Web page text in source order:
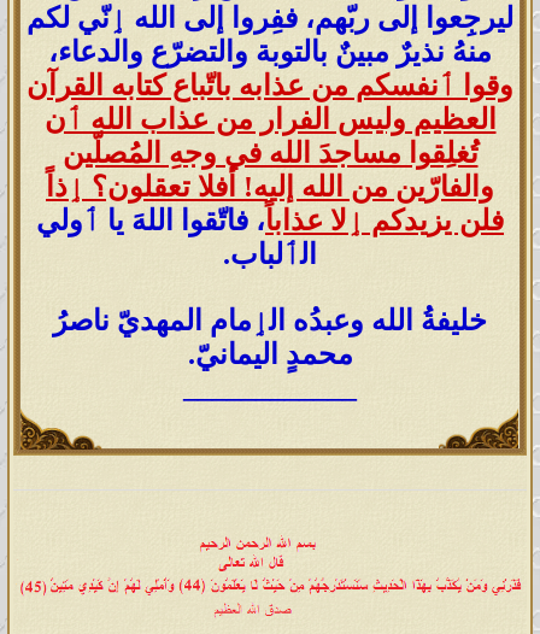
ليرجِعوا إلى ربّهم، ففِروا إلى الله ٳنّي لكم
منهُ نذيرٌ مبينٌ بالتوبة والتضرّع والدعاء،
وقوا ٲنفسكم من عذابه باتّباع كتابه القرآن
العظيم وليس الفرار من عذاب الله ٲن
تُغلِقوا مساجدَ الله في وجهِ المُصلّين
والفارّين من الله إليه! أفلا تعقلون؟ ٳذاً
فلن يزيدكم ٳلا عذاباً، فاتّقوا اللهَ يا ٲولي
الٲلباب.
خليفةُ الله وعبدُه الٳمام المهديّ ناصرُ
محمدٍ اليمانيّ.